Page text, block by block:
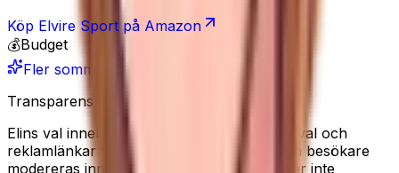
Köp Elvire Sport på Amazon
💰Budget
Fler sommarfavoriter
Transparens
Elins val innehåller redaktionella produkturval och
reklamlänkar till Amazon. Recensioner från besökare
modereras innan de publiceras. Vi använder inte